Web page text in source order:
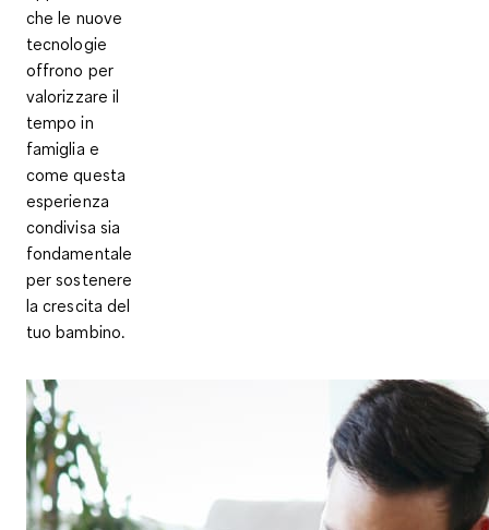
che le nuove
tecnologie
offrono per
valorizzare il
tempo in
famiglia e
come questa
esperienza
condivisa sia
fondamentale
per sostenere
la crescita del
tuo bambino.